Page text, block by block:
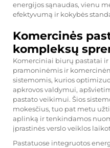
energijos sąnaudas, vienu
efektyvumą ir kokybės
Komercinės
kompleksų
Komerciniai biurų pastatai
pramoninėmis ir
sistemomis, kurios
apkrovos valdymui,
pastato veikimui. Šios
mokesčius, tuo pat metu
aplinką ir tenkindamos
įprastinės verslo veiklos
Pastatuose integruotos